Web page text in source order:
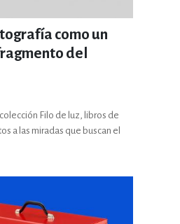
como un
del
Filo de luz, libros de
a las miradas que buscan el